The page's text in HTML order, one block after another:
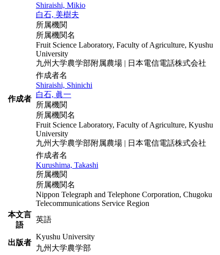
作成者
Shiraishi, Mikio
白石, 美樹夫
所属機関
所属機関名
Fruit Science Laboratory, Faculty of Agriculture, Kyushu
University
九州大学農学部附属農場 | 日本電信電話株式会社
作成者名
Shiraishi, Shinichi
白石, 眞一
所属機関
所属機関名
Fruit Science Laboratory, Faculty of Agriculture, Kyushu
University
九州大学農学部附属農場 | 日本電信電話株式会社
作成者名
Kurushima, Takashi
所属機関
所属機関名
Nippon Telegraph and Telephone Corporation, Chugoku
Telecommunications Service Region
本文言
語
英語
出版者
Kyushu University
九州大学農学部